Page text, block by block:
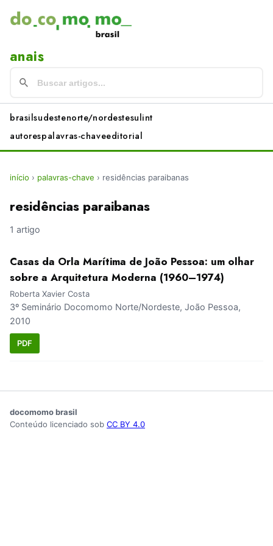
anais
brasilsudestenorte/nordestesulint
autorespalavras-chaveeditorial
início › palavras-chave › residências paraibanas
residências paraibanas
1 artigo
Casas da Orla Marítima de João Pessoa: um olhar
sobre a Arquitetura Moderna (1960–1974)
Roberta Xavier Costa
3º Seminário Docomomo Norte/Nordeste, João Pessoa,
2010
PDF
docomomo brasil
Conteúdo licenciado sob CC BY 4.0